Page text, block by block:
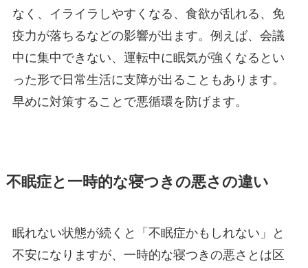
なく、イライラしやすくなる、食欲が乱れる、免
疫力が落ちるなどの影響が出ます。例えば、会議
中に集中できない、運転中に眠気が強くなるとい
った形で日常生活に支障が出ることもあります。
早めに対策することで悪循環を防げます。
不眠症と一時的な寝つきの悪さの違い
眠れない状態が続くと「不眠症かもしれない」と
不安になりますが、一時的な寝つきの悪さとは区